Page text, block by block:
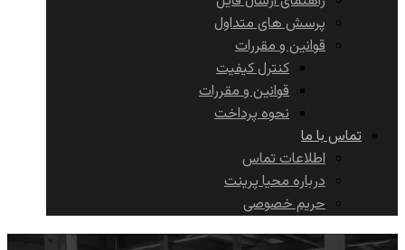
پرسش های متداول
قوانین و مقررات
کنترل کیفیت
قوانین و مقررات
نحوه پرداخت
تماس با ما
اطلاعات تماس
درباره محیا پرینت
حریم خصوصی